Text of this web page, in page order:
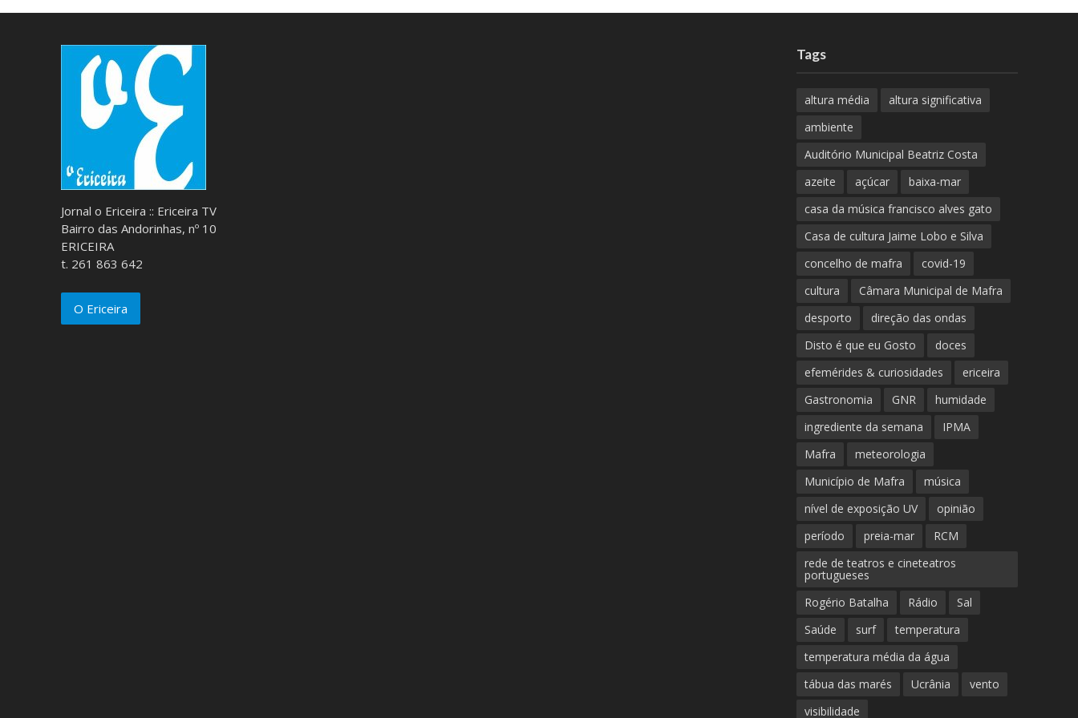
Jornal o Ericeira :: Ericeira TV
Bairro das Andorinhas, nº 10
ERICEIRA
t. 261 863 642
O Ericeira
Tags
altura média
altura significativa
ambiente
Auditório Municipal Beatriz Costa
azeite
açúcar
baixa-mar
casa da música francisco alves gato
Casa de cultura Jaime Lobo e Silva
concelho de mafra
covid-19
cultura
Câmara Municipal de Mafra
desporto
direção das ondas
Disto é que eu Gosto
doces
efemérides & curiosidades
ericeira
Gastronomia
GNR
humidade
ingrediente da semana
IPMA
Mafra
meteorologia
Município de Mafra
música
nível de exposição UV
opinião
período
preia-mar
RCM
rede de teatros e cineteatros
portugueses
Rogério Batalha
Rádio
Sal
Saúde
surf
temperatura
temperatura média da água
tábua das marés
Ucrânia
vento
visibilidade